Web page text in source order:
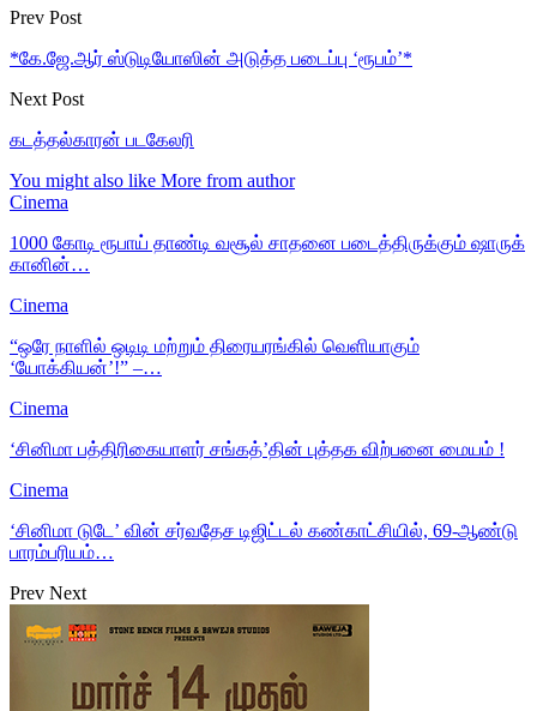
Prev Post
*கே.ஜே.ஆர் ஸ்டுடியோஸின் அடுத்த படைப்பு ‘ரூபம்’*
Next Post
கடத்தல்காரன் பட‌கேலரி
You might also like More from author
Cinema
1000 கோடி ரூபாய் தாண்டி வசூல் சாதனை படைத்திருக்கும் ஷாருக்
கானின்…
Cinema
“ஒரே நாளில் ஒடிடி மற்றும் திரையரங்கில் வெளியாகும்
‘யோக்கியன்’!” –…
Cinema
‘சினிமா பத்திரிகையாளர் சங்கத்’தின் புத்தக விற்பனை மையம் !
Cinema
‘சினிமா டுடே’ வின் சர்வதேச டிஜிட்டல் கண்காட்சியில், 69-ஆண்டு
பாரம்பரியம்…
Prev Next